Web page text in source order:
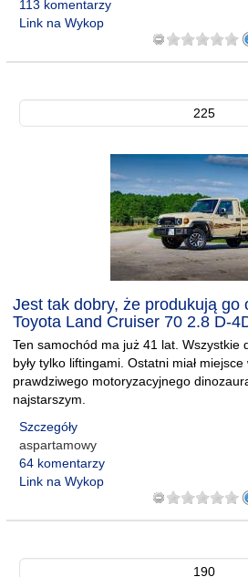
113 komentarzy
Link na Wykop
225
Jest tak dobry, że produkują go
Toyota Land Cruiser 70 2.8 D-
Ten samochód ma już 41 lat. Wszystkie
były tylko liftingami. Ostatni miał
prawdziwego motoryzacyjnego
najstarszym.
Szczegóły
aspartamowy
64 komentarzy
Link na Wykop
190